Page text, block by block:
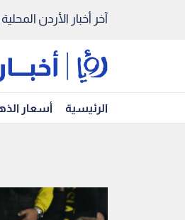
آخر أخبار الأردن
الرئيسية أسعار